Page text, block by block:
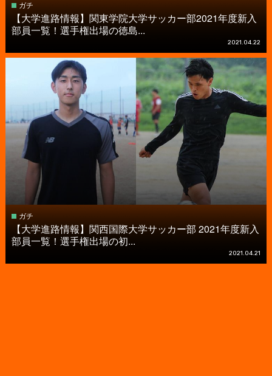
ガチ
【大学進路情報】関東学院大学サッカー部2021年度新入
部員一覧！選手権出場の徳島...
2021.04.22
ガチ
【大学進路情報】関西国際大学サッカー部 2021年度新入
部員一覧！選手権出場の初...
2021.04.21